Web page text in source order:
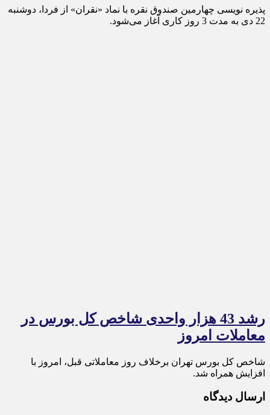
پذیره‌ نویسی چهارمین صندوق نقره با نماد «نقران» از فردا، دوشنبه
22 دی به مدت 3 روز کاری آغاز می‌شود.
رشد 43 هزار واحدی شاخص کل بورس در
معاملات امروز
شاخص کل بورس تهران برخلاف روز معاملاتی قبل، امروز با
افزایش همراه شد.
ارسال دیدگاه